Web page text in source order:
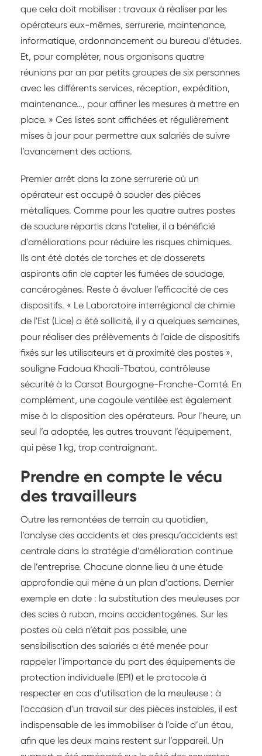
que cela doit mobiliser : travaux à réaliser par les
opérateurs eux-mêmes, serrurerie, maintenance,
informatique, ordonnancement ou bureau d’études.
Et, pour compléter, nous organisons quatre
réunions par an par petits groupes de six personnes
avec les différents services, réception, expédition,
maintenance…, pour affiner les mesures à mettre en
place. » Ces listes sont affichées et régulièrement
mises à jour pour permettre aux salariés de suivre
l’avancement des actions.
Premier arrêt dans la zone serrurerie où un
opérateur est occupé à souder des pièces
métalliques. Comme pour les quatre autres postes
de soudure répartis dans l’atelier, il a bénéficié
d'améliorations pour réduire les risques chimiques.
Ils ont été dotés de torches et de dosserets
aspirants afin de capter les fumées de soudage,
cancérogènes. Reste à évaluer l’efficacité de ces
dispositifs. « Le Laboratoire interrégional de chimie
de l'Est (Lice) a été sollicité, il y a quelques semaines,
pour réaliser des prélèvements à l’aide de dispositifs
fixés sur les utilisateurs et à proximité des postes »,
souligne Fadoua Khaali-Tbatou, contrôleuse
sécurité à la Carsat Bourgogne-Franche-Comté. En
complément, une cagoule ventilée est également
mise à la disposition des opérateurs. Pour l’heure, un
seul l’a adoptée, les autres trouvant l’équipement,
qui pèse 1 kg, trop contraignant.
Prendre en compte le vécu
des travailleurs
Outre les remontées de terrain au quotidien,
l’analyse des accidents et des presqu’accidents est
centrale dans la stratégie d’amélioration continue
de l’entreprise. Chacune donne lieu à une étude
approfondie qui mène à un plan d’actions. Dernier
exemple en date : la substitution des meuleuses par
des scies à ruban, moins accidentogènes. Sur les
postes où cela n’était pas possible, une
sensibilisation des salariés a été menée pour
rappeler l’importance du port des équipements de
protection individuelle (EPI) et le protocole à
respecter en cas d’utilisation de la meuleuse : à
l'occasion d'un travail sur des pièces instables, il est
indispensable de les immobiliser à l’aide d’un étau,
afin que les deux mains restent sur l’appareil. Un